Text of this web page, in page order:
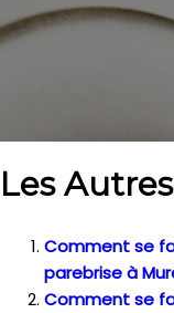
Les
Comment se
parebrise à
Comment se